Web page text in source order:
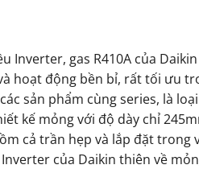
Inverter, gas R410A của
hoạt động bền bỉ, rất tối ưu
sản phẩm cùng series, là
kế mỏng với độ dày chỉ
cả trần hẹp và lắp đặt trong
của Daikin thiên về